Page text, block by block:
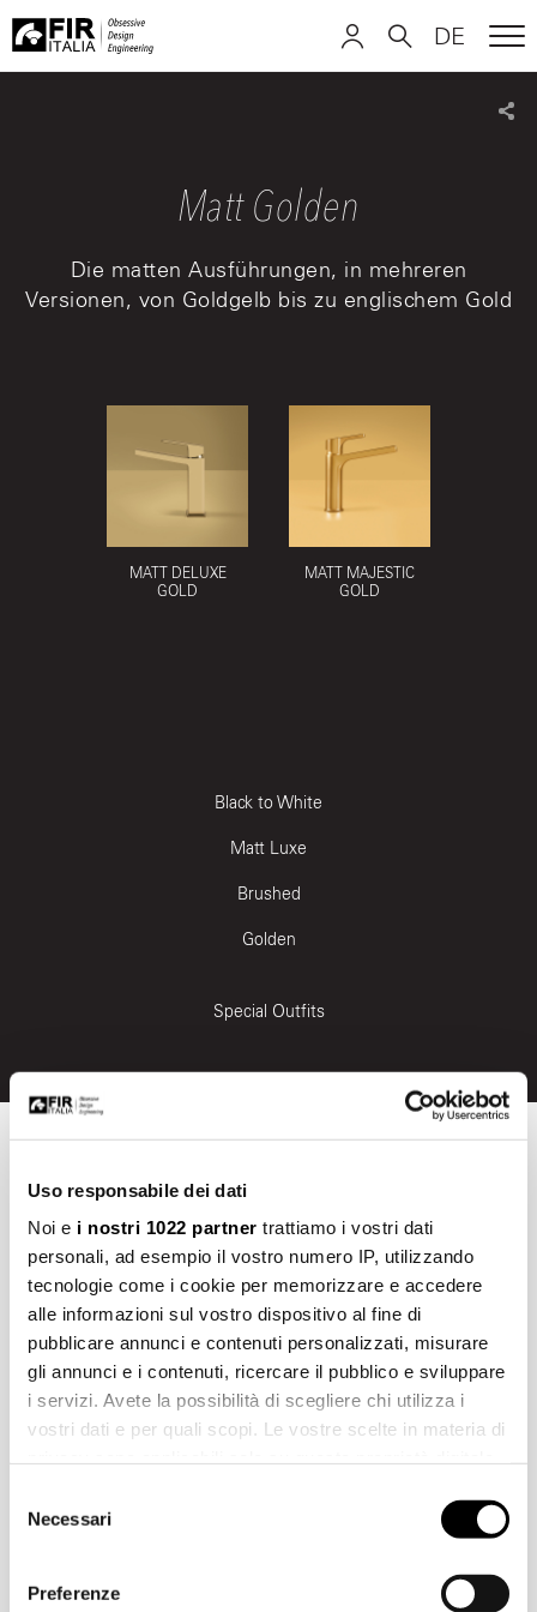
Uso responsabile dei dati
Noi e i nostri 1022 partner trattiamo i vostri dati
personali, ad esempio il vostro numero IP, utilizzando
tecnologie come i cookie per memorizzare e accedere
alle informazioni sul vostro dispositivo al fine di
pubblicare annunci e contenuti personalizzati, misurare
gli annunci e i contenuti, ricercare il pubblico e sviluppare
i servizi. Avete la possibilità di scegliere chi utilizza i
vostri dati e per quali scopi. Le vostre scelte in materia di
modificare o revocare il proprio consenso in qualsiasi
momento dalla Dichiarazione sui cookie o facendo clic
delNecessari
Preferenze
FIR
DE
Matt Golden
Die matten Ausführungen, in mehreren
Versionen, von Goldgelb bis zu englischem Gold
MATT DELUXE
GOLD
MATT MAJESTIC
GOLD
Black to White
Matt Luxe
Brushed
Golden
Special Outfits
Katalog herunterladen
Subscribe to our newsletter
Bleiben Sie auf dem Laufenden über Fir Italia Produkte,
Neuigkeiten und Veranstaltungen
ITALIANO
DEUTSCH
ITALIANO
DEUTSCH